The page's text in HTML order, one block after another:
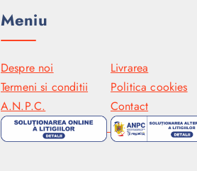
Meniu
Despre noi
Livrarea
Termeni si conditii
Politica cookies
A.N.P.C.
Contact